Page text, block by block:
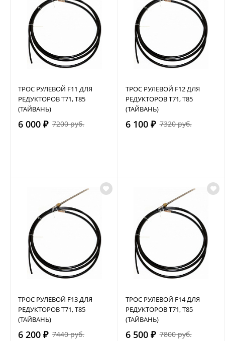
ТРОС РУЛЕВОЙ F11 ДЛЯ
РЕДУКТОРОВ Т71, Т85
(ТАЙВАНЬ)
6 000 ₽ 7200 руб.
ТРОС РУЛЕВОЙ F12 ДЛЯ
РЕДУКТОРОВ Т71, Т85
(ТАЙВАНЬ)
6 100 ₽ 7320 руб.
ТРОС РУЛЕВОЙ F13 ДЛЯ
РЕДУКТОРОВ Т71, Т85
(ТАЙВАНЬ)
6 200 ₽ 7440 руб.
ТРОС РУЛЕВОЙ F14 ДЛЯ
РЕДУКТОРОВ Т71, Т85
(ТАЙВАНЬ)
6 500 ₽ 7800 руб.